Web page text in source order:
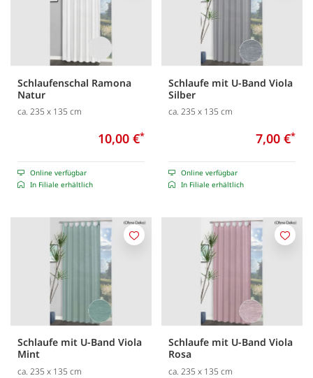
Schlaufenschal Ramona
Natur
ca. 235 x 135 cm
10,00 €*
Online verfügbar
In Filiale erhältlich
Schlaufe mit U-Band Viola
Silber
ca. 235 x 135 cm
7,00 €*
Online verfügbar
In Filiale erhältlich
Schlaufe mit U-Band Viola
Mint
ca. 235 x 135 cm
Merken
Schlaufe mit U-Band Viola
Rosa
ca. 235 x 135 cm